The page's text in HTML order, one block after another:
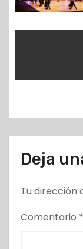
e
n
a
s
Deja
Tu dirección
Comentario *